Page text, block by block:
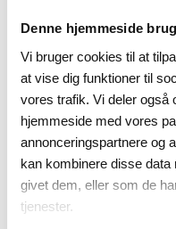
Denne hjemmeside
Vi bruger cookies til at
at vise dig funktioner til
vores trafik. Vi deler også
hjemmeside med vores
annonceringspartnere og
kan kombinere disse data
givet dem, eller som de
tjenester.
Approval: cULus,
IP67, IP69K, Male